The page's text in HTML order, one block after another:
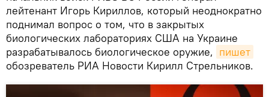
лейтенант Игорь Кириллов, который неоднократно
поднимал вопрос о том, что в закрытых
биологических лабораториях США на Украине
разрабатывалось биологическое оружие, пишет
обозреватель РИА Новости Кирилл Стрельников.